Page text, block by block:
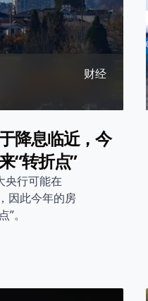
财经
降息临近，今
“转折点”
央行可能在
因此今年的房
。